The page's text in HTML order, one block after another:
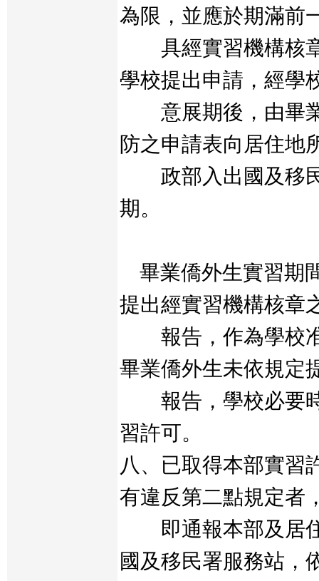
為限，並應於期滿前
具經實習機構核章
學校提出申請，經學
意展期後，由畢業
防之申請表向居住地
政部入出國及移民
期。
畢業僑外生實習期
提出經實習機構核章
報告，作為學校准
畢業僑外生未依規定
報告，學校必要時
習許可。
八、已取得本部實習
有違反第二點規定者
即通報本部及居住
國及移民署服務站，